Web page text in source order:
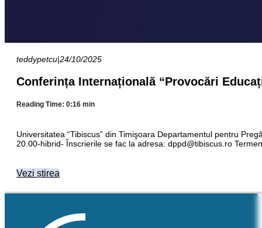
teddypetcu|24/10/2025
Conferința Internațională “Provocări
Reading Time: 0:16 min
Universitatea “Tibiscus” din Timişoara Departamentul pentru
20.00-hibrid- Înscrierile se fac la adresa: or.sucsibit@dppd
Vezi știrea